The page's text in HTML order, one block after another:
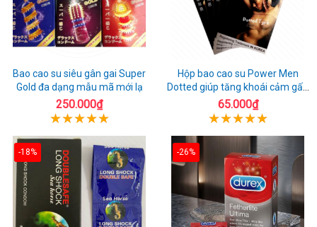
Bao cao su siêu gân gai Super
Gold đa dạng mẫu mã mới lạ
250.000₫
Hộp bao cao su Power Men
Dotted giúp tăng khoái cảm gấp
đôi
65.000₫
-18% -26%